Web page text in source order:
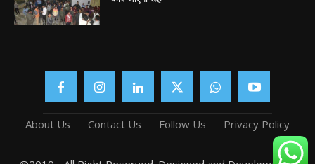
About Us Contact Us Follow Us Privacy Policy